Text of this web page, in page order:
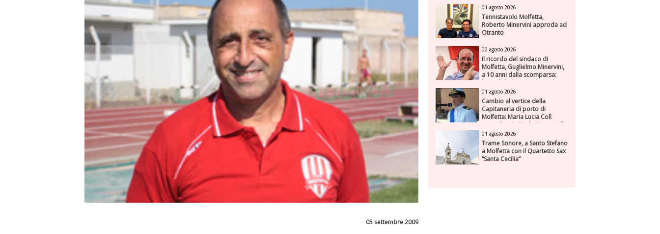
05 settembre 2009
Sinfonica Federiciana
01 agosto 2026
Tennistavolo Molfetta,
Roberto Minervini approda ad
Otranto
02 agosto 2026
Il ricordo del sindaco di
Molfetta, Guglielmo Minervini,
a 10 anni dalla scomparsa:
l'attualità di una politica che
genera futuro
01 agosto 2026
Cambio al vertice della
Capitaneria di porto di
Molfetta: Maria Lucia Colì
succede a Raffaele Muscariello
01 agosto 2026
Trame Sonore, a Santo Stefano
a Molfetta con il Quartetto Sax
“Santa Cecilia”